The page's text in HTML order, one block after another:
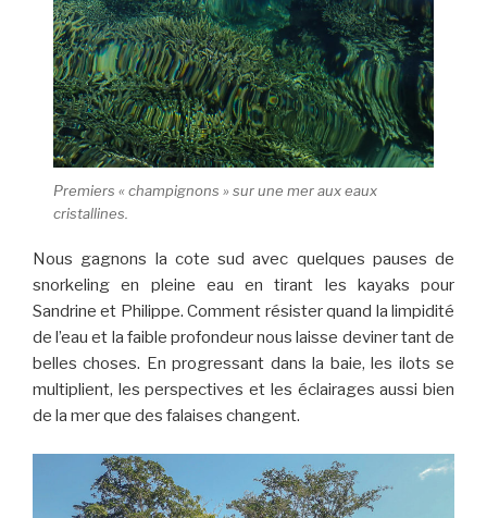
Premiers « champignons » sur une mer aux eaux
cristallines.
Nous gagnons la cote sud avec quelques pauses de
snorkeling en pleine eau en tirant les kayaks pour
Sandrine et Philippe. Comment résister quand la limpidité
de l’eau et la faible profondeur nous laisse deviner tant de
belles choses. En progressant dans la baie, les ilots se
multiplient, les perspectives et les éclairages aussi bien
de la mer que des falaises changent.